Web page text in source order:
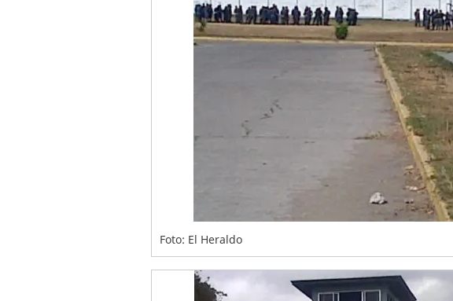
Foto: El Heraldo